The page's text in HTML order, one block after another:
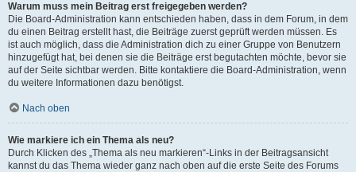
Warum muss mein Beitrag erst freigegeben werden?
Die Board-Administration kann entschieden haben, dass in dem Forum, in dem
du einen Beitrag erstellt hast, die Beiträge zuerst geprüft werden müssen. Es
ist auch möglich, dass die Administration dich zu einer Gruppe von Benutzern
hinzugefügt hat, bei denen sie die Beiträge erst begutachten möchte, bevor sie
auf der Seite sichtbar werden. Bitte kontaktiere die Board-Administration, wenn
du weitere Informationen dazu benötigst.
Nach oben
Wie markiere ich ein Thema als neu?
Durch Klicken des „Thema als neu markieren“-Links in der Beitragsansicht
kannst du das Thema wieder ganz nach oben auf die erste Seite des Forums